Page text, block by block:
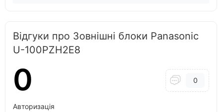
Відгуки про Зовнішні блоки Panasonic
U-100PZH2E8
0 0
Авторизація